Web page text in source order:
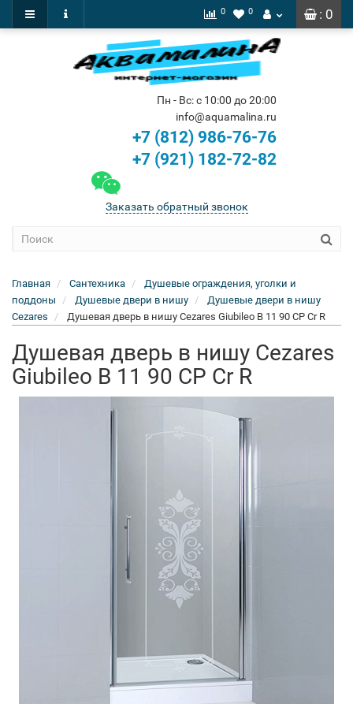
: 0
0 0
Пн - Вс: с 10:00 до 20:00
info@aquamalina.ru
+7 (812) 986-76-76
+7 (921) 182-72-82
Заказать обратный звонок
Главная Сантехника
Душевые ограждения, уголки и
поддоны
Душевые двери в нишу
Душевые двери в нишу
Cezares
Душевая дверь в нишу Cezares Giubileo B 11 90 CP Cr R
Душевая дверь в нишу Cezares
Giubileo B 11 90 CP Cr R